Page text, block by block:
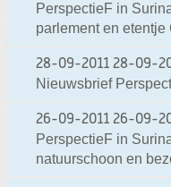
PerspectieF in
parlement en
28-09-2011 28-09-
Nieuwsbrief
26-09-2011 26-09-
PerspectieF in
natuurschoon en